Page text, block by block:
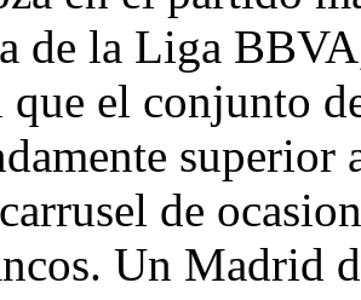
de la Liga
que el conjunto
superior
de
Un Madrid